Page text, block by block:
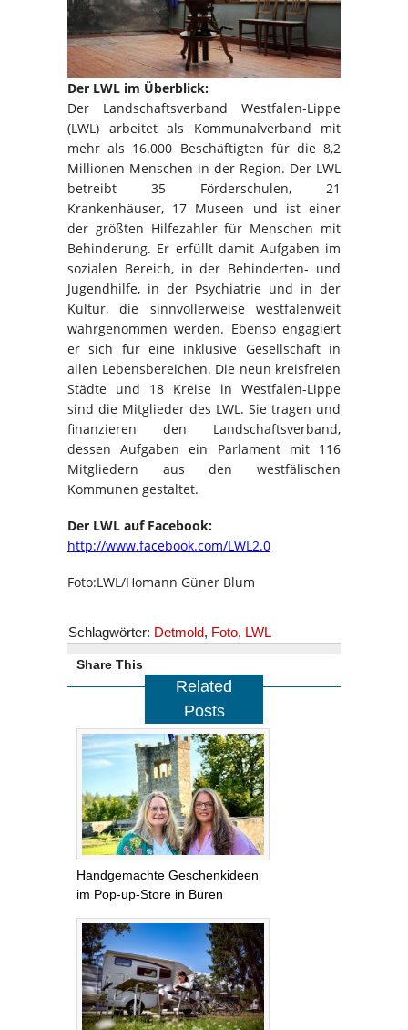
Der LWL im Überblick:
Der Landschaftsverband Westfalen-Lippe
(LWL) arbeitet als Kommunalverband mit
mehr als 16.000 Beschäftigten für die 8,2
Millionen Menschen in der Region. Der LWL
betreibt 35 Förderschulen, 21
Krankenhäuser, 17 Museen und ist einer
der größten Hilfezahler für Menschen mit
Behinderung. Er erfüllt damit Aufgaben im
sozialen Bereich, in der Behinderten- und
Jugendhilfe, in der Psychiatrie und in der
Kultur, die sinnvollerweise westfalenweit
wahrgenommen werden. Ebenso engagiert
er sich für eine inklusive Gesellschaft in
allen Lebensbereichen. Die neun kreisfreien
Städte und 18 Kreise in Westfalen-Lippe
sind die Mitglieder des LWL. Sie tragen und
finanzieren den Landschaftsverband,
dessen Aufgaben ein Parlament mit 116
Mitgliedern aus den westfälischen
Kommunen gestaltet.
Der LWL auf Facebook:
http://www.facebook.com/LWL2.0
Foto:LWL/Homann Güner Blum
Schlagwörter: Detmold, Foto, LWL
Share This
Related
Posts
Handgemachte Geschenkideen
im Pop-up-Store in Büren